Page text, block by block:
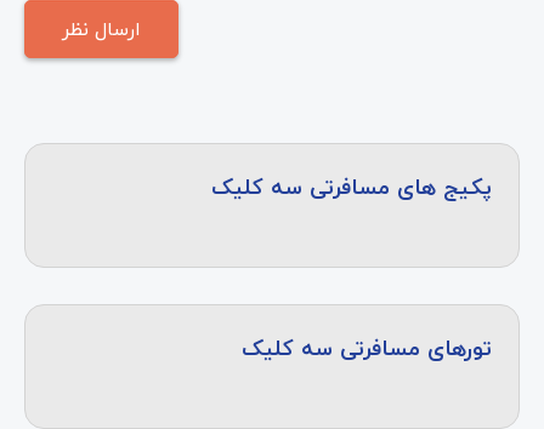
پکیج های مسافرتی سه کلیک
تورهای مسافرتی سه کلیک